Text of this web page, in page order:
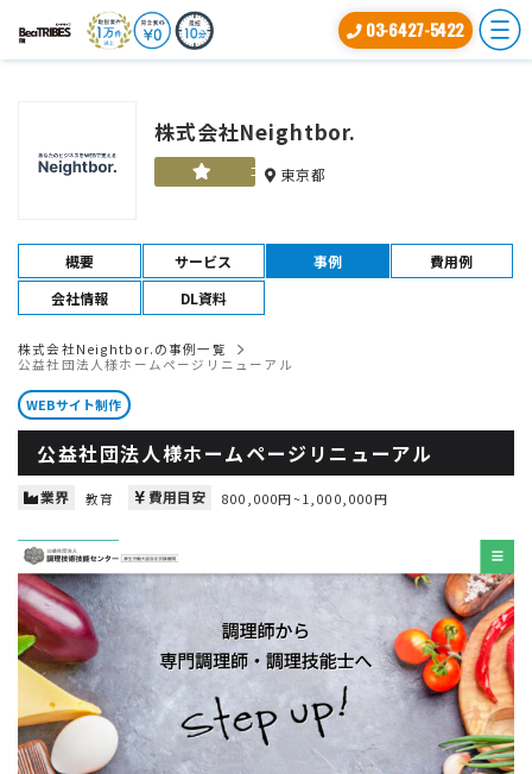
03-6427-5422
株式会社Neightbor.
ゴールド東京都
概要 サービス 事例
費用例
会社情報
DL資料
株式会社Neightbor.の事例一覧
公益社団法人様ホームページリニューアル
WEBサイト制作
公益社団法人様ホームページリニューアル
業界 教育 費用目安 800,000円~1,000,000円